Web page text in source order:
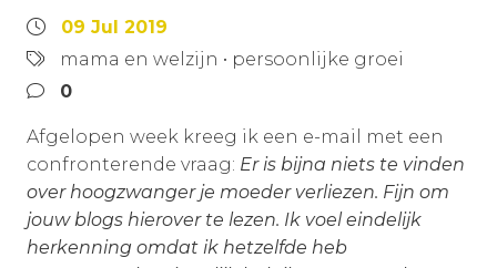
09 Jul 2019
mama en welzijn • persoonlijke groei
0
Afgelopen week kreeg ik een e-mail met een
confronterende vraag: Er is bijna niets te vinden
over hoogzwanger je moeder verliezen. Fijn om
jouw blogs hierover te lezen. Ik voel eindelijk
herkenning omdat ik hetzelfde heb